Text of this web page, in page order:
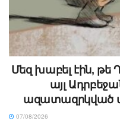
Մեզ խաբել էին, թե
այլ
ազատազրկված
07/08/2026